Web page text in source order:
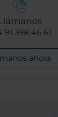
91 398 46 61
ahora